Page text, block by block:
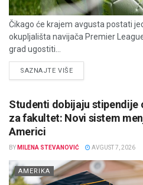
Čikago će krajem avgusta postati
okupljališta navijača Premier
grad ugostiti...
SAZNAJTE VIŠEDETAILS
Studenti dobijaju stipendije
za fakultet: Novi sistem
Americi
BY MILENA STEVANOVIĆ AVGUST 7, 2026
AMERIKA